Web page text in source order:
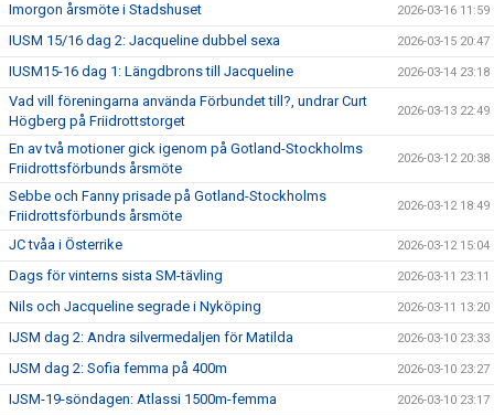
Imorgon årsmöte i Stadshuset 2026-03-16 11:59
IUSM 15/16 dag 2: Jacqueline dubbel sexa 2026-03-15 20:47
IUSM15-16 dag 1: Längdbrons till Jacqueline 2026-03-14 23:18
Vad vill föreningarna använda Förbundet till?, undrar Curt
Högberg på Friidrottstorget
2026-03-13 22:49
En av två motioner gick igenom på Gotland-Stockholms
Friidrottsförbunds årsmöte
2026-03-12 20:38
Sebbe och Fanny prisade på Gotland-Stockholms
Friidrottsförbunds årsmöte
2026-03-12 18:49
JC tvåa i Österrike 2026-03-12 15:04
Dags för vinterns sista SM-tävling 2026-03-11 23:11
Nils och Jacqueline segrade i Nyköping 2026-03-11 13:20
IJSM dag 2: Andra silvermedaljen för Matilda 2026-03-10 23:33
IJSM dag 2: Sofia femma på 400m 2026-03-10 23:27
IJSM-19-söndagen: Atlassi 1500m-femma 2026-03-10 23:17